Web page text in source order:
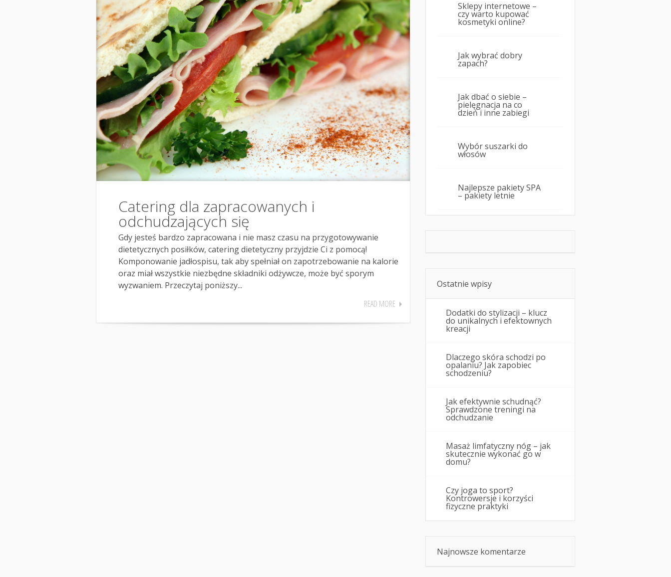
Catering dla zapracowanych i
odchudzających się
Gdy jesteś bardzo zapracowana i nie masz czasu na przygotowywanie
dietetycznych posiłków, catering dietetyczny przyjdzie Ci z pomocą!
Komponowanie jadłospisu, tak aby spełniał on zapotrzebowanie na kalorie
oraz miał wszystkie niezbędne składniki odżywcze, może być sporym
wyzwaniem. Przeczytaj poniższy...
READ MORE
Sklepy internetowe –
czy warto kupować
kosmetyki online?
Jak wybrać dobry
zapach?
Jak dbać o siebie –
pielęgnacja na co
dzień i inne zabiegi
Wybór suszarki do
włosów
Najlepsze pakiety SPA
– pakiety letnie
Ostatnie wpisy
Dodatki do stylizacji – klucz
do unikalnych i efektownych
kreacji
Dlaczego skóra schodzi po
opalaniu? Jak zapobiec
schodzeniu?
Jak efektywnie schudnąć?
Sprawdzone treningi na
odchudzanie
Masaż limfatyczny nóg – jak
skutecznie wykonać go w
domu?
Czy joga to sport?
Kontrowersje i korzyści
fizyczne praktyki
Najnowsze komentarze